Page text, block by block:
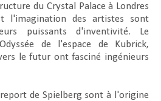
du Crystal Palace à Londres
l'imagination des artistes sont
puissants d'inventivité. Le
de l'espace de Kubrick,
le futur ont fasciné ingénieurs
de Spielberg sont à l'origine